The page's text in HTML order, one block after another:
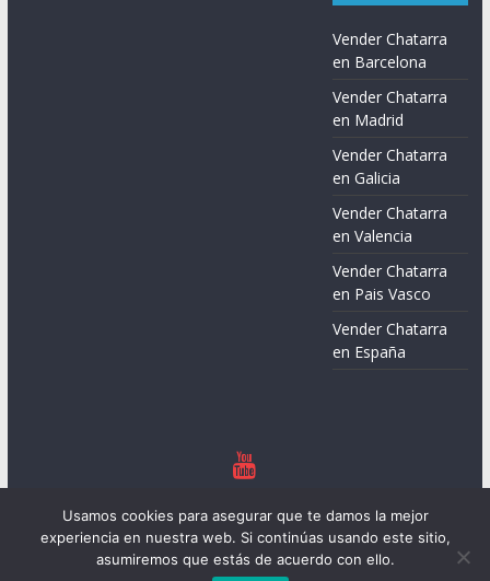
Vender Chatarra
en Barcelona
Vender Chatarra
en Madrid
Vender Chatarra
en Galicia
Vender Chatarra
en Valencia
Vender Chatarra
en Pais Vasco
Vender Chatarra
en España
derechos reservados.
Tema:ColorMagpor ThemeGrill. Funciona conWordPress
Usamos cookies para asegurar que te damos la mejor
experiencia en nuestra web. Si continúas usando este sitio,
asumiremos que estás de acuerdo con ello.